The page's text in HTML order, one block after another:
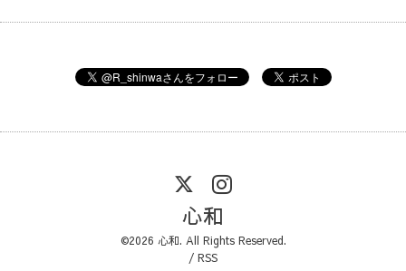
心和
©2026 心和. All Rights Reserved.
/ RSS